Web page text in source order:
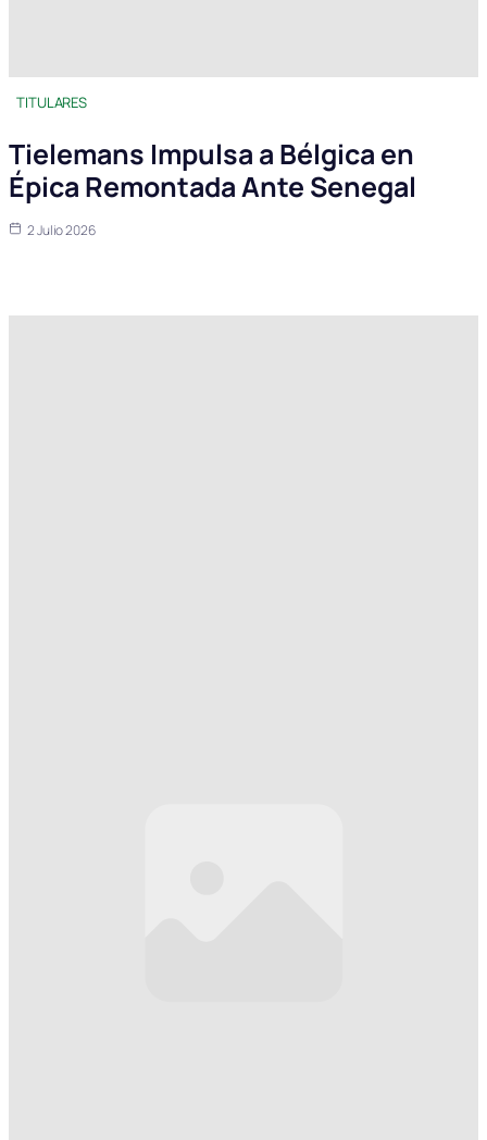
TITULARES
Tielemans Impulsa a Bélgica en
Épica Remontada Ante Senegal
2 Julio 2026